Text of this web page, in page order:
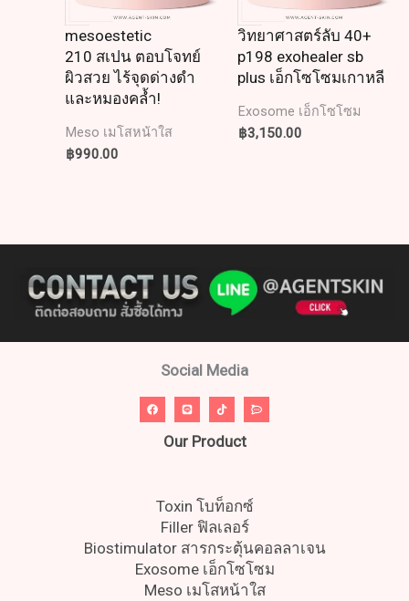
mesoestetic
210 สเปน ตอบโจทย์
ผิวสวย ไร้จุดด่างดำ
และหมองคล้ำ!
Meso เมโสหน้าใส
฿990.00
วิทยาศาสตร์ลับ 40+
p198 exohealer sb
plus เอ็กโซโซมเกาหลี
Exosome เอ็กโซโซม
฿3,150.00
Social Media
Our Product
Toxin โบท็อกซ์
Filler ฟิลเลอร์
Biostimulator สารกระตุ้นคอลลาเจน
Exosome เอ็กโซโซม
Meso เมโสหน้าใส